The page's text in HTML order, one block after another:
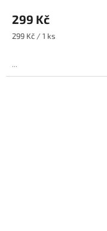
299 Kč
Měrná
299 Kč / 1 ks
...